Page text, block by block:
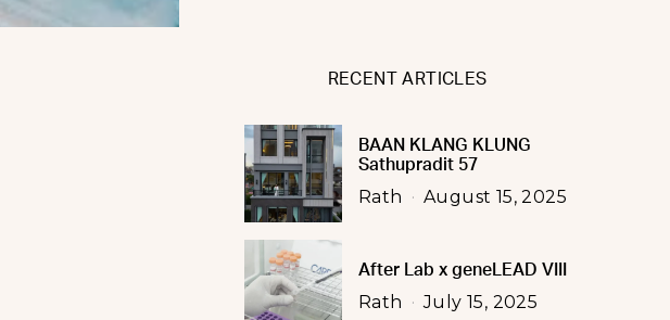
RECENT ARTICLES
BAAN KLANG KLUNG
Sathupradit 57
Rath August 15, 2025
After Lab x geneLEAD VIII
Rath July 15, 2025